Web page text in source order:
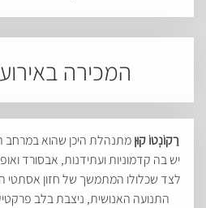
המכירה
רַקוֹנְטוֹ קוּןמתנהלת היכן שהוא במרחב
יש בה קדמוניות ועתידנות, אבסורד
לצד שכלולו המתמשך של חזון אסתטי
התנועה האנושית, ניצבת בלב